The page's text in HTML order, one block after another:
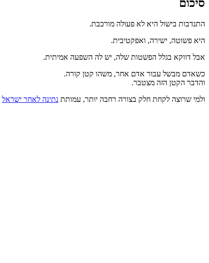
סיכום
התנדבות בישול היא לא פעולה מורכבת.
היא פשוטה, ישירה, ואפקטיבית.
אבל דווקא בגלל הפשטות שלה, יש לה השפעה אמיתית.
כשאדם מבשל עבור אדם אחר, משהו קטן קורה.
והדבר הקטן הזה מצטבר.
ולמי שרוצה לקחת חלק בצורה רחבה יותר, עמותת נתינה לאחר ישראל